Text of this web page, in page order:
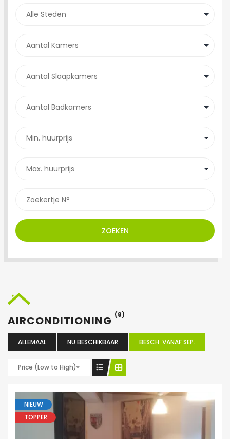
ZOEKEN
AIRCONDITIONING (8)
ALLEMAAL NU BESCHIKBAAR BESCH. VANAF SEP.
Price (Low to High)
NIEUW
TOPPER